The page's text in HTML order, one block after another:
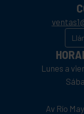
Lunes a
Av Río